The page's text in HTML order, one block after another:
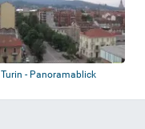
Turin - Panoramablick